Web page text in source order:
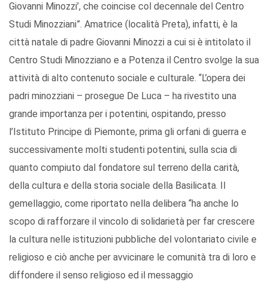
Giovanni Minozzi’, che coincise col decennale del Centro
Studi Minozziani”. Amatrice (località Preta), infatti, è la
città natale di padre Giovanni Minozzi a cui si è intitolato il
Centro Studi Minozziano e a Potenza il Centro svolge la sua
attività di alto contenuto sociale e culturale. “L’opera dei
padri minozziani – prosegue De Luca – ha rivestito una
grande importanza per i potentini, ospitando, presso
l’Istituto Principe di Piemonte, prima gli orfani di guerra e
successivamente molti studenti potentini, sulla scia di
quanto compiuto dal fondatore sul terreno della carità,
della cultura e della storia sociale della Basilicata. Il
gemellaggio, come riportato nella delibera “ha anche lo
scopo di rafforzare il vincolo di solidarietà per far crescere
la cultura nelle istituzioni pubbliche del volontariato civile e
religioso e ciò anche per avvicinare le comunità tra di loro e
diffondere il senso religioso ed il messaggio